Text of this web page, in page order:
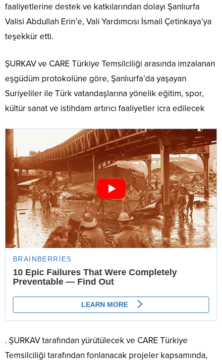
faaliyetlerine destek ve katkılarından dolayı Şanlıurfa
Valisi Abdullah Erin’e, Vali Yardımcısı İsmail Çetinkaya’ya
teşekkür etti.
ŞURKAV ve CARE Türkiye Temsilciliği arasında imzalanan
eşgüdüm protokolüne göre, Şanlıurfa’da yaşayan
Suriyeliler ile Türk vatandaşlarına yönelik eğitim, spor,
kültür sanat ve istihdam artırıcı faaliyetler icra edilecek
. ŞURKAV tarafından yürütülecek ve CARE Türkiye
Temsilciliği tarafından fonlanacak projeler kapsamında,